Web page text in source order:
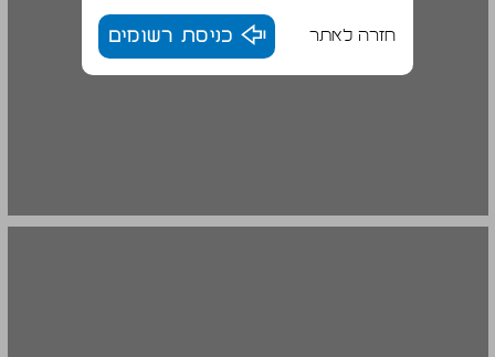
חזרה לאתר כניסת רשומים